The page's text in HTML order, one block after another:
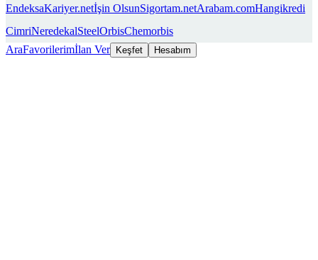
EndeksaKariyer.netİşin OlsunSigortam.netArabam.comHangikredi
CimriNeredekalSteelOrbisChemorbis
AraFavorilerimİlan Ver Keşfet Hesabım